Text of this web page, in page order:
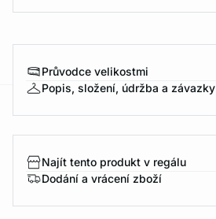
Průvodce velikostmi
Popis, složení, údržba a závazky
Najít tento produkt v regálu
Dodání a vrácení zboží